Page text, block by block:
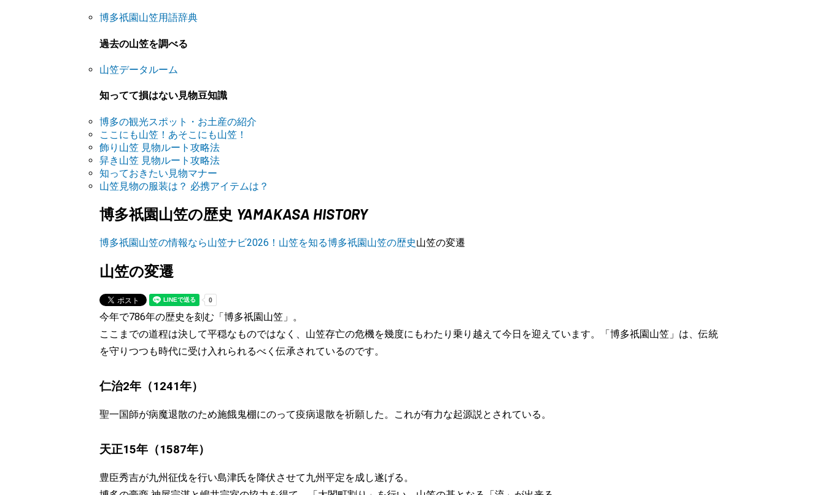
博多祇園山笠用語辞典
過去の山笠を調べる
山笠データルーム
知ってて損はない見物豆知識
博多の観光スポット・お土産の紹介
ここにも山笠！あそこにも山笠！
飾り山笠 見物ルート攻略法
舁き山笠 見物ルート攻略法
知っておきたい見物マナー
山笠見物の服装は？ 必携アイテムは？
博多祇園山笠の歴史 YAMAKASA HISTORY
博多祇園山笠の情報なら山笠ナビ2026！ 山笠を知る博多祇園山笠の歴史山笠の変遷
山笠の変遷
今年で786年の歴史を刻む「博多祇園山笠」。
ここまでの道程は決して平穏なものではなく、山笠存亡の危機を幾度にもわたり乗り越えて今日を迎えています。「博多祇園山笠」は、伝統
を守りつつも時代に受け入れられるべく伝承されているのです。
仁治2年（1241年）
聖一国師が病魔退散のため施餓鬼棚にのって疫病退散を祈願した。これが有力な起源説とされている。
天正15年（1587年）
豊臣秀吉が九州征伐を行い島津氏を降伏させて九州平定を成し遂げる。